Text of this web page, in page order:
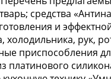
средства
и
холодильника, рук,
приспособления
платинового